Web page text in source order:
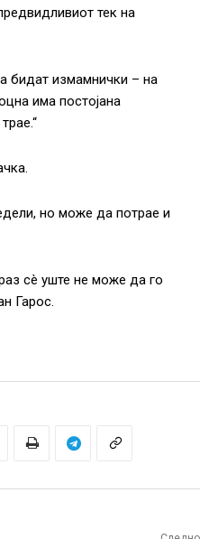
тек на
бидат измамнички – на
има постојана
но може да потрае и
сè уште не може да го
Гарос.